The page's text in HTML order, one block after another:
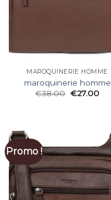
MAROQUINERIE HOMME
maroquinerie homme
€38.00 €27.00
Promo !